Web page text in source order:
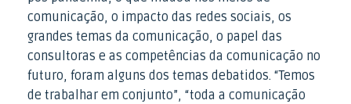
comunicação, o impacto das redes sociais, os
grandes temas da comunicação, o papel das
consultoras e as competências da comunicação no
futuro, foram alguns dos temas debatidos. “Temos
de trabalhar em conjunto”, “toda a comunicação